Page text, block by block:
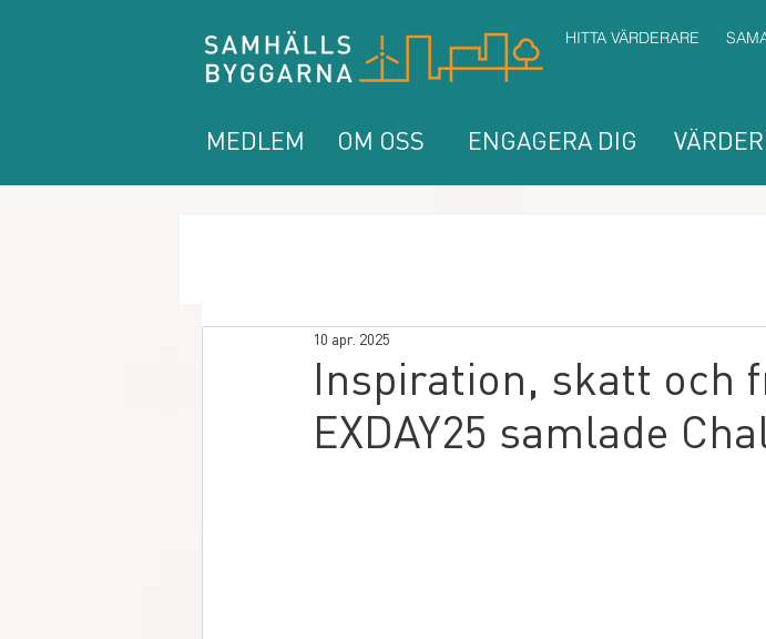
HITTA VÄRDERARE
ENGAGERA DIG
OM OSS
MEDLEM
Inspiration, skatt och
EXDAY25 samlade
10 apr. 2025